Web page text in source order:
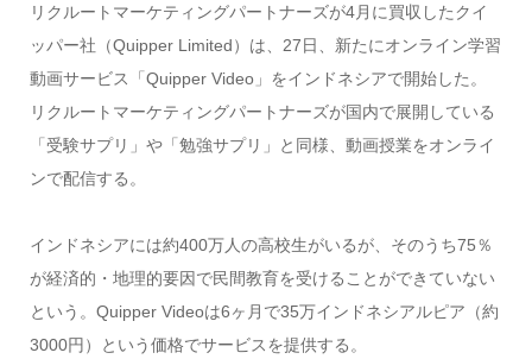
リクルートマーケティングパートナーズが4月に買収したクイ
ッパー社（Quipper Limited）は、27日、新たにオンライン学習
動画サービス「Quipper Video」をインドネシアで開始した。
リクルートマーケティングパートナーズが国内で展開している
「受験サプリ」や「勉強サプリ」と同様、動画授業をオンライ
ンで配信する。
インドネシアには約400万人の高校生がいるが、そのうち75％
が経済的・地理的要因で民間教育を受けることができていない
という。Quipper Videoは6ヶ月で35万インドネシアルピア（約
3000円）という価格でサービスを提供する。